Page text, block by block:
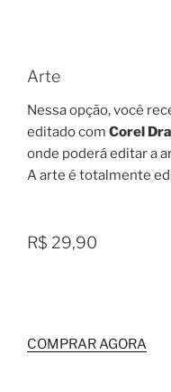
Arte
Nessa opção, você
editado com Corel
onde poderá editar a
A arte é totalmente
R$ 29,90
COMPRAR AGORA